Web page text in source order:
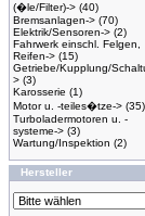
(�le/Filter)-> (40)
Bremsanlagen-> (70)
Elektrik/Sensoren-> (2)
Fahrwerk einschl. Felgen,
Reifen-> (15)
Getriebe/Kupplung/
> (3)
Karosserie (1)
Motor u. -teiles�tze-> (35)
Turboladermotoren u. -
systeme-> (3)
Wartung/Inspektion (2)
Hersteller